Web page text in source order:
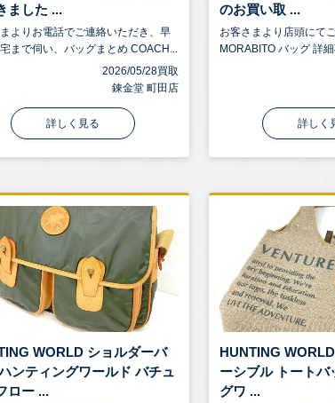
ました ...
よりお電話でご連絡いただき、早
まで伺い、バッグまとめ COACH...
2026/05/28買取
錬金堂 町田店
詳しく見る
のお買い取 ...
お客さまより店頭にて
MORABITO バッグ 詳細
詳しく
WORLD ショルダーバ
ンティングワールド バチュ
ロー ...
HUNTING
ーシブル トートバ
グワ ...